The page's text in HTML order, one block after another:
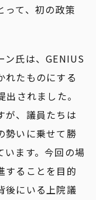
って、初の政策
ン氏は、GENIUS
れたものにする
されました。
が、議員たちは
勢いに乗せて勝
ます。今回の場
することを目的
後にいる上院議